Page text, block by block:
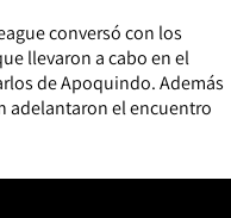
conversó con los
llevaron a cabo en el
de Apoquindo. Además
adelantaron el encuentro